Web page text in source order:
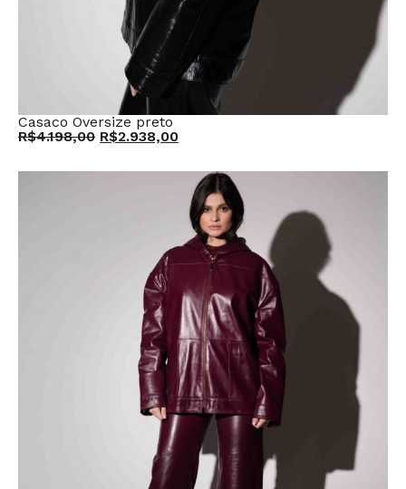
Casaco Oversize preto
R$4.198,00 R$2.938,00